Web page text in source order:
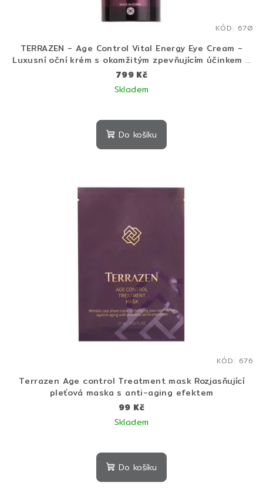
TERRAZEN - Age Control Vital Energy Eye Cream -
Luxusní oční krém s okamžitým zpevňujícím účinkem -
17 ml
799 Kč
Skladem
Do košíku
KÓD: 670
Terrazen Age control Treatment mask Rozjasňující
pleťová maska s anti-aging efektem
99 Kč
Skladem
Do košíku
KÓD: 676